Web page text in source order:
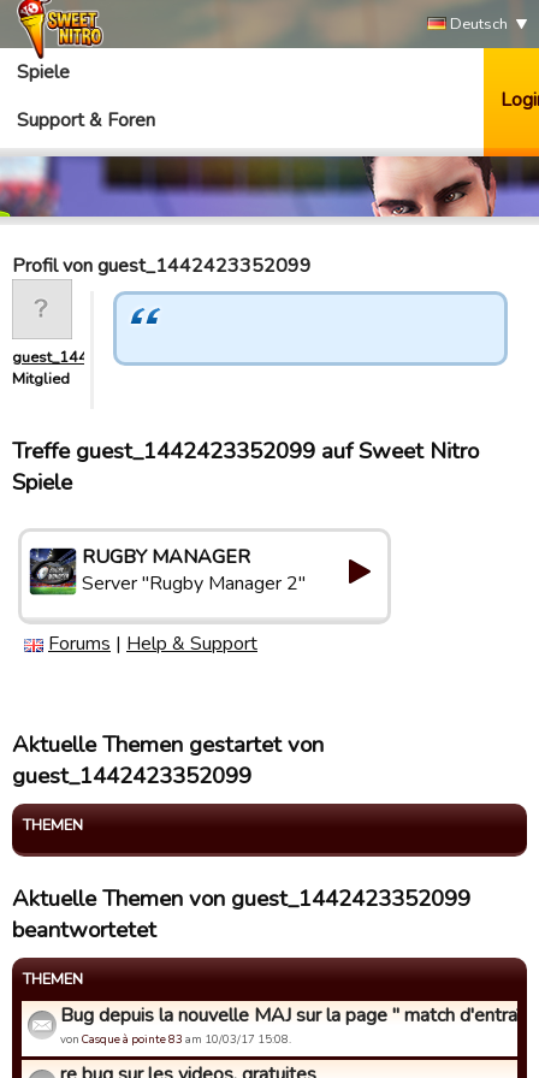
Deutsch
Spiele
Support & Foren
Profil von guest_1442423352099
guest_1442423352099
Mitglied
Treffe guest_1442423352099 auf Sweet Nitro
Spiele
RUGBY MANAGER
Server "Rugby Manager 2"
Forums | Help & Support
Aktuelle Themen gestartet von
guest_1442423352099
THEMEN
Aktuelle Themen von guest_1442423352099
beantwortetet
THEMEN
Bug depuis la nouvelle MAJ sur la page " match
von Casque à pointe 83 am 10/03/17 15:08.